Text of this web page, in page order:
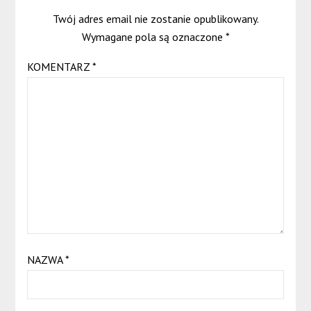
Twój adres email nie zostanie opublikowany.
Wymagane pola są oznaczone *
KOMENTARZ *
NAZWA*